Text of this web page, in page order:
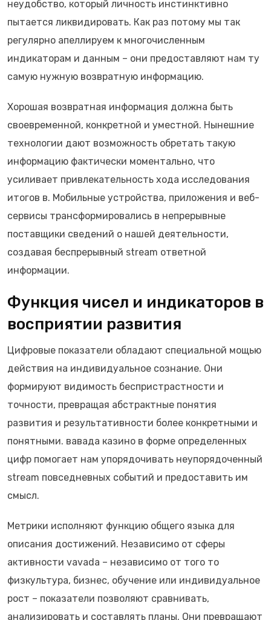
неудобство, который личность инстинктивно
пытается ликвидировать. Как раз потому мы так
регулярно апеллируем к многочисленным
индикаторам и данным – они предоставляют нам ту
самую нужную возвратную информацию.
Хорошая возвратная информация должна быть
своевременной, конкретной и уместной. Нынешние
технологии дают возможность обретать такую
информацию фактически моментально, что
усиливает привлекательность хода исследования
итогов в. Мобильные устройства, приложения и веб-
сервисы трансформировались в непрерывные
поставщики сведений о нашей деятельности,
создавая беспрерывный stream ответной
информации.
Функция чисел и индикаторов в
восприятии развития
Цифровые показатели обладают специальной мощью
действия на индивидуальное сознание. Они
формируют видимость беспристрастности и
точности, превращая абстрактные понятия
развития и результативности более конкретными и
понятными. вавада казино в форме определенных
цифр помогает нам упорядочивать неупорядоченный
stream повседневных событий и предоставить им
смысл.
Метрики исполняют функцию общего языка для
описания достижений. Независимо от сферы
активности vavada – независимо от того то
физкультура, бизнес, обучение или индивидуальное
рост – показатели позволяют сравнивать,
анализировать и составлять планы. Они превращают